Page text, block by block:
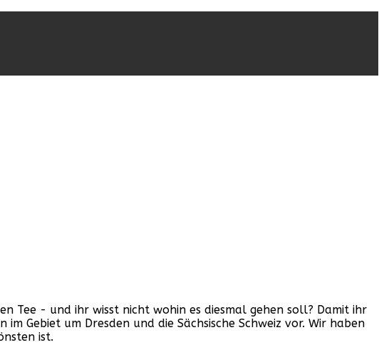
Tee - und ihr wisst nicht wohin es diesmal gehen soll? Damit ihr
Gebiet um Dresden und die Sächsische Schweiz vor. Wir haben
ist.